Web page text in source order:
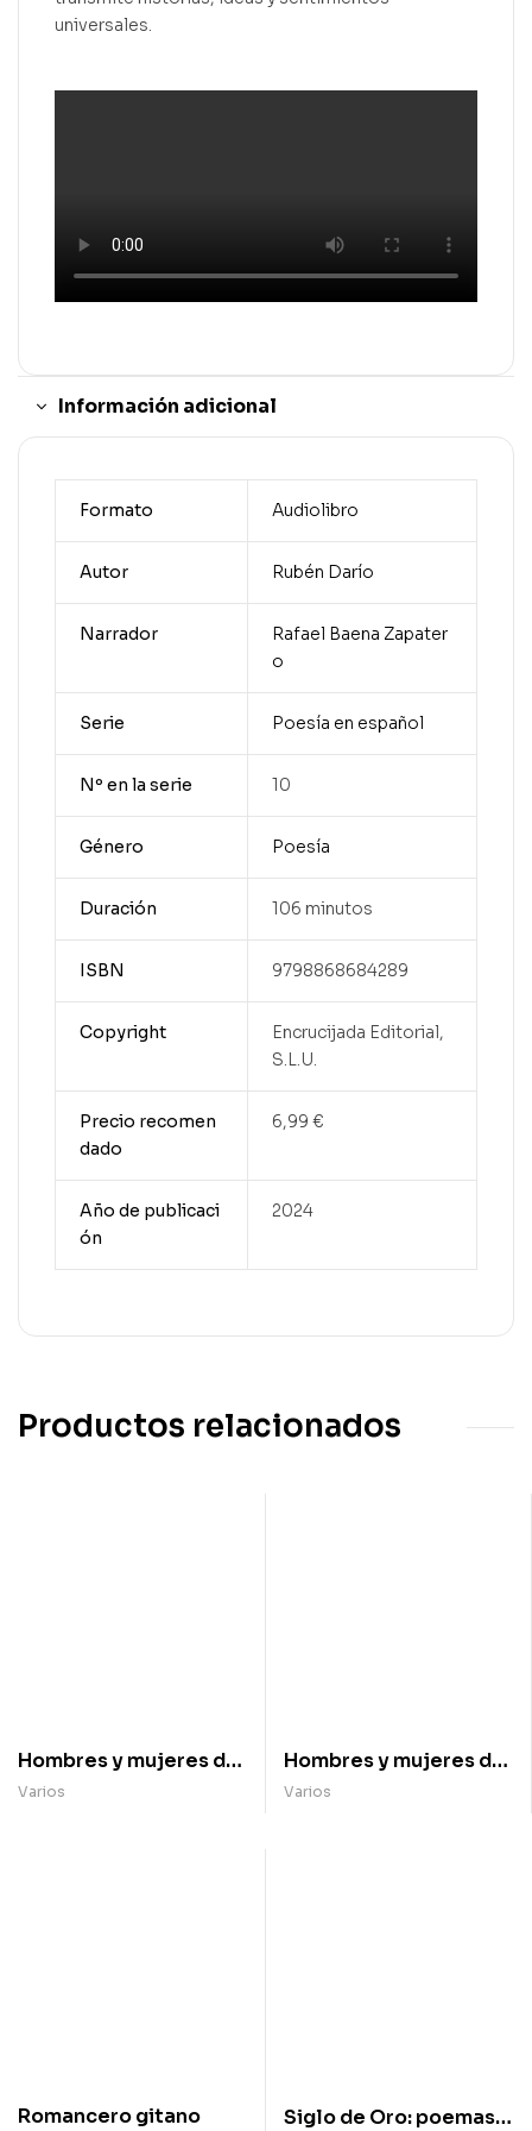
universales.
Información adicional
Formato Audiolibro
Autor Rubén Darío
Narrador
Rafael Baena Zapater
o
Serie Poesía en español
Nº en la serie 10
Género Poesía
Duración 106 minutos
ISBN 9798868684289
Copyright
Encrucijada Editorial,
S.L.U.
Precio recomen
dado
6,99 €
Año de publicaci
ón
2024
Productos relacionados
Hombres y mujeres del
Romanticismo en
Varios
Hombres y mujeres del
Romanticismo en
Varios
Romancero gitano
Siglo de Oro: poemas